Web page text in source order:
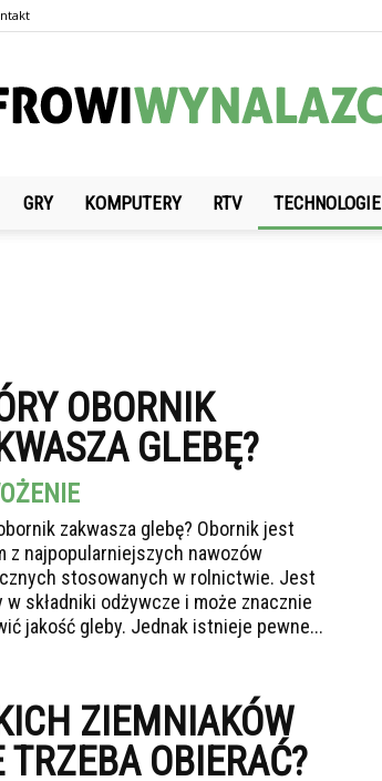
CyfrowiWynalazcy.pl
GRY KOMPUTERY RTV TECHNOLOGIE
OBORNIK
GLEBĘ?
zakwasza glebę? Obornik jest
z najpopularniejszych nawozów
stosowanych w rolnictwie. Jest
w składniki odżywcze i może znacznie
jakość gleby. Jednak istnieje pewne...
ZIEMNIAKÓW
TRZEBA OBIERAĆ?